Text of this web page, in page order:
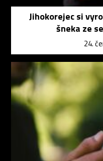
Jihokorejec si
šneka ze
24.